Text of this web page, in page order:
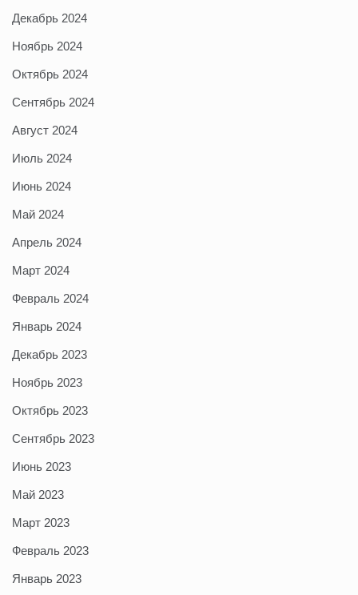
Декабрь 2024
Ноябрь 2024
Октябрь 2024
Сентябрь 2024
Август 2024
Июль 2024
Июнь 2024
Май 2024
Апрель 2024
Март 2024
Февраль 2024
Январь 2024
Декабрь 2023
Ноябрь 2023
Октябрь 2023
Сентябрь 2023
Июнь 2023
Май 2023
Март 2023
Февраль 2023
Январь 2023